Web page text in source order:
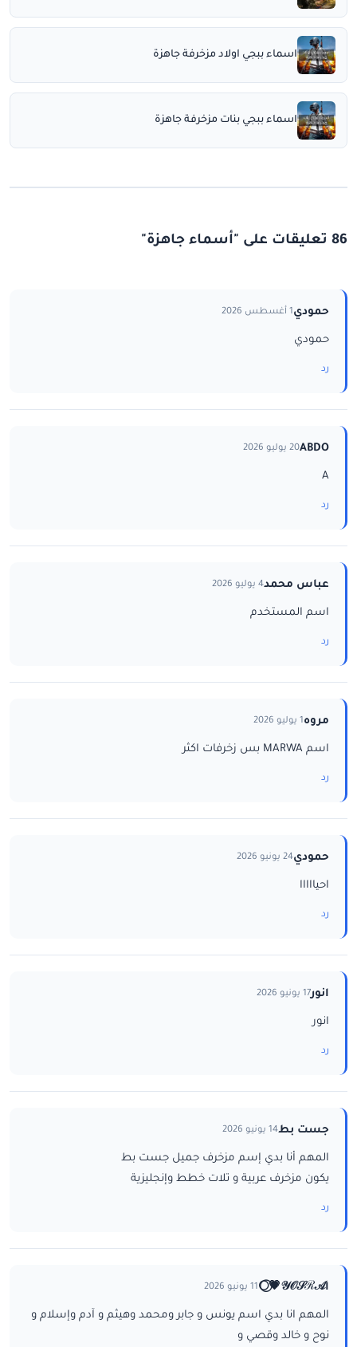
اسماء ببجي اولاد مزخرفة جاهزة
اسماء ببجي بنات مزخرفة جاهزة
86 تعليقات على "أسماء جاهزة"
حمودي1 أغسطس 2026
حمودي
رد
ABDO20 يوليو 2026
A
رد
عباس محمد4 يوليو 2026
اسم المستخدم
رد
مروه1 يوليو 2026
اسم MARWA بس زخرفات اكثر
رد
حمودي24 يونيو 2026
احيااااا
رد
انور17 يونيو 2026
انور
رد
جست بط14 يونيو 2026
المهم أنا بدي إسم مزخرف جميل جست بط
يكون مزخرف عربية و تلات خطط وإنجليزية
رد
ا𝒴𝒪𝒮ℛ𝒜💗⃝🌕 11 يونيو 2026
المهم انا بدي اسم يونس و جابر ومحمد وهيثم و آدم وإسلام و
نوح و خالد وقصي و